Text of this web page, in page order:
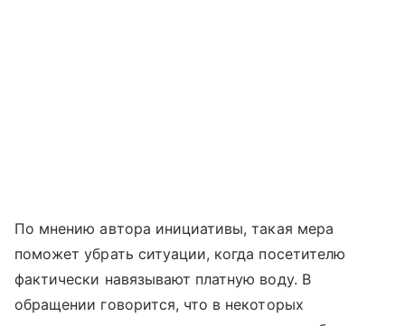
По мнению автора инициативы, такая мера
поможет убрать ситуации, когда посетителю
фактически навязывают платную воду. В
обращении говорится, что в некоторых